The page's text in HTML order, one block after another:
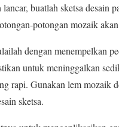
buatlah sketsa desain
potongan mozaik
dengan menempelkan
untuk meninggalkan
rapi. Gunakan lem mozaik
sketsa.